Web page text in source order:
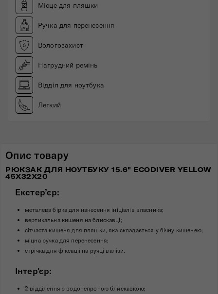
Місце для пляшки
Ручка для перенесення
Вологозахист
Нагрудний ремінь
Відділ для ноутбука
Легкий
Опис товару
РЮКЗАК ДЛЯ НОУТБУКУ 15.6" ECODIVER YELLOW
45X32X20
Екстер’єр:
металева бірка для нанесення ініціалів власника;
вертикальна кишеня на блискавці;
сітчаста кишеня для пляшки, яка складається у бічну кишенею;
міцна ручка для перенесення;
стрічка для фіксації на ручці валізи.
Інтер'єр:
2 відділення з водонепроною блискавкою;